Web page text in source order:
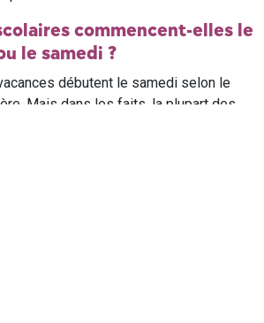
commencent-elles le
le samedi ?
débutent le samedi selon le
Mais dans les faits, la plupart des